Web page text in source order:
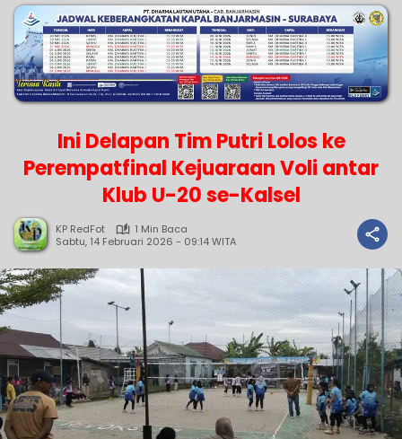
Ini Delapan Tim Putri Lolos ke
Perempatfinal Kejuaraan Voli antar
Klub U-20 se-Kalsel
KP RedFot
1 Min Baca
Sabtu, 14 Februari 2026 - 09:14 WITA